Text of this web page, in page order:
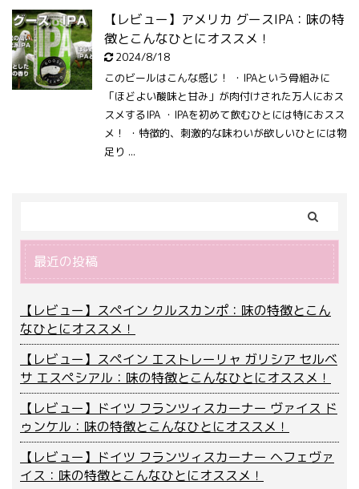
【レビュー】アメリカ グースIPA：味の特
徴とこんなひとにオススメ！
2024/8/18
このビールはこんな感じ！ ・IPAという骨組みに
「ほどよい酸味と甘み」が肉付けされた万人におス
スメするIPA ・IPAを初めて飲むひとには特におスス
メ！ ・特徴的、刺激的な味わいが欲しいひとには物
足り ...
最近の投稿
【レビュー】スペイン クルスカンポ：味の特徴とこん
なひとにオススメ！
【レビュー】スペイン エストレーリャ ガリシア セルベ
サ エスペシアル：味の特徴とこんなひとにオススメ！
【レビュー】ドイツ フランツィスカーナー ヴァイス ド
ゥンケル：味の特徴とこんなひとにオススメ！
【レビュー】ドイツ フランツィスカーナー ヘフェヴァ
イス：味の特徴とこんなひとにオススメ！